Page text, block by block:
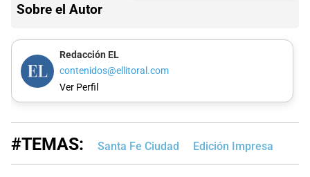
Sobre el Autor
Redacción EL
contenidos@ellitoral.com
Ver Perfil
#TEMAS: Santa Fe Ciudad Edición Impresa